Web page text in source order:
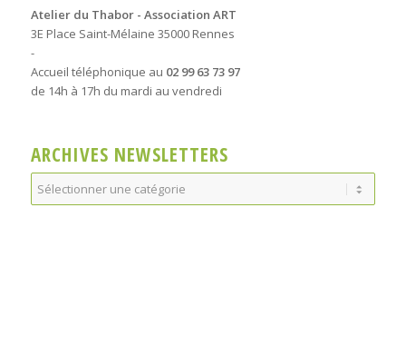
Atelier du Thabor - Association ART
3E Place Saint-Mélaine 35000 Rennes
-
Accueil téléphonique au 02 99 63 73 97
de 14h à 17h du mardi au vendredi
ARCHIVES NEWSLETTERS
Archives
Newsletters